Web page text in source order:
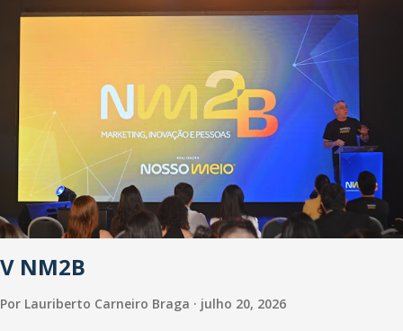
que o Estado tem desenvolvido um plano de contingência pautado
em formas de reconhecimento da população suspeita e de
cuidados com os ambientes públicos e domiciliares. “Nós não
estamos vivendo uma epidemia comum, como temos em todos os
anos, com aumento de casos de dengue, influenza ou H1N1. Trata-
se de uma epidemia com um vírus diferente, com um poder de
contaminação maior que outros coronavírus”, apontou o
secretário. Segundo ele, é uma epidemia com chance de
contaminação alta, podendo gerar um grande risco à população e
ao sistema de saúde. “Precisamos saber fazer a estratificação do
risco da doença, para não so...
V NM2B
Por Lauriberto Carneiro Braga julho 20, 2026